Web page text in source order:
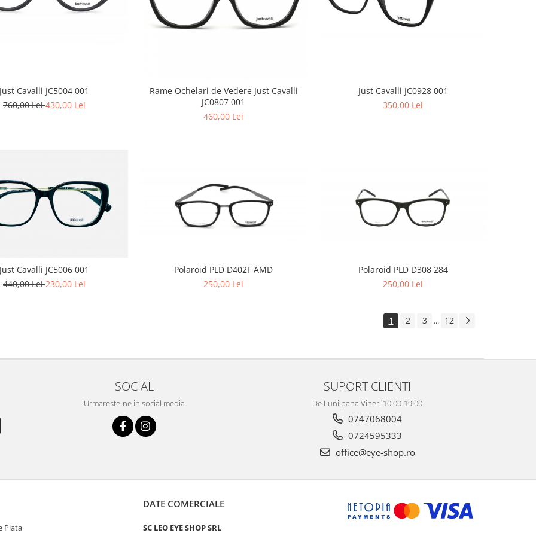
Cavalli JC5004 001
760,00 Lei430,00 Lei
Rame Ochelari de Vedere Just Cavalli
JC0807 001
460,00 Lei
Just Cavalli JC0928 001
350,00 Lei
Cavalli JC5006 001
440,00 Lei230,00 Lei
Polaroid PLD D402F AMD
250,00 Lei
Polaroid PLD D308 284
250,00 Lei
1 2 3 ... 12
SOCIAL
Urmareste-ne in social media
SUPORT CLIENTI
De Luni pana Vineri 10.00-19.00
0747068004
0724595333
office@eye-shop.ro
Plata
DATE COMERCIALE
SC LEO EYE SHOP SRL